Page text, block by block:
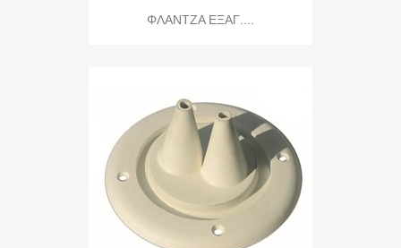
ΦΛΑΝΤΖΑ ΕΞΑΓ....